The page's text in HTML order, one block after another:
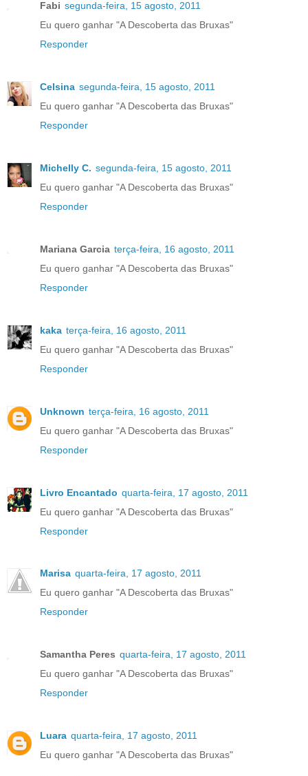
Fabi segunda-feira, 15 agosto, 2011
Eu quero ganhar "A Descoberta das Bruxas"
Responder
Celsina segunda-feira, 15 agosto, 2011
Eu quero ganhar "A Descoberta das Bruxas"
Responder
Michelly C. segunda-feira, 15 agosto, 2011
Eu quero ganhar "A Descoberta das Bruxas"
Responder
Mariana Garcia terça-feira, 16 agosto, 2011
Eu quero ganhar "A Descoberta das Bruxas"
Responder
kaka terça-feira, 16 agosto, 2011
Eu quero ganhar "A Descoberta das Bruxas"
Responder
Unknown terça-feira, 16 agosto, 2011
Eu quero ganhar "A Descoberta das Bruxas"
Responder
Livro Encantado quarta-feira, 17 agosto, 2011
Eu quero ganhar "A Descoberta das Bruxas"
Responder
Marisa quarta-feira, 17 agosto, 2011
Eu quero ganhar "A Descoberta das Bruxas"
Responder
Samantha Peres quarta-feira, 17 agosto, 2011
Eu quero ganhar "A Descoberta das Bruxas"
Responder
Luara quarta-feira, 17 agosto, 2011
Eu quero ganhar "A Descoberta das Bruxas"